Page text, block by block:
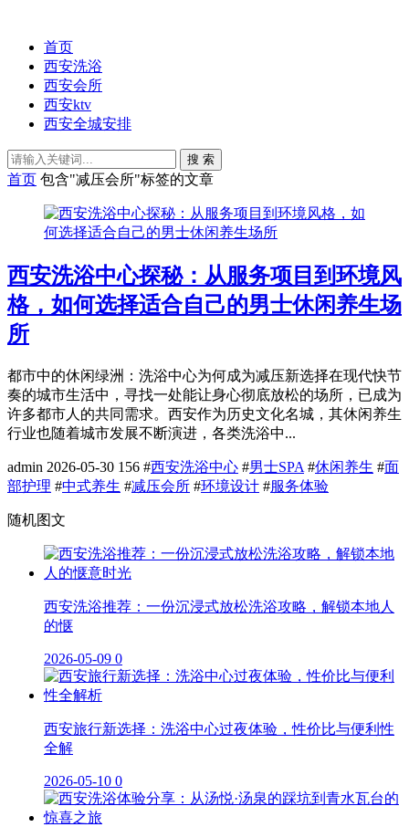
首页
西安洗浴
西安会所
西安ktv
西安全城安排
搜 索
首页 包含"减压会所"标签的文章
西安洗浴中心探秘：从服务项目到环境风
格，如何选择适合自己的男士休闲养生场
所
都市中的休闲绿洲：洗浴中心为何成为减压新选择在现代快节
奏的城市生活中，寻找一处能让身心彻底放松的场所，已成为
许多都市人的共同需求。西安作为历史文化名城，其休闲养生
行业也随着城市发展不断演进，各类洗浴中...
admin 2026-05-30 156 #西安洗浴中心 #男士SPA #休闲养生 #面
部护理 #中式养生 #减压会所 #环境设计 #服务体验
随机图文
西安洗浴推荐：一份沉浸式放松洗浴攻略，解锁本地人
的惬
2026-05-09 0
西安旅行新选择：洗浴中心过夜体验，性价比与便利性
全解
2026-05-10 0